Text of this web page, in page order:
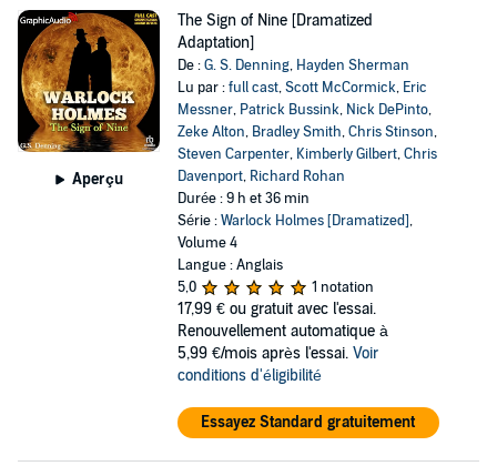
Aperçu
The Sign of Nine [Dramatized
Adaptation]
De :G. S. Denning, Hayden Sherman
Lu par :full cast,Scott McCormick, Eric
Messner, Patrick Bussink, Nick DePinto,
Zeke Alton, Bradley Smith,Chris Stinson,
Steven Carpenter, Kimberly Gilbert,Chris
Davenport, Richard Rohan
Durée : 9 h et 36 min
Série :Warlock Holmes [Dramatized],
Volume 4
Langue : Anglais
5,0
1 notation
17,99 € ou gratuit avec l'essai.
Renouvellement automatique à
5,99 €/mois après l'essai. Voir
conditions d'éligibilité
Essayez Standard gratuitement